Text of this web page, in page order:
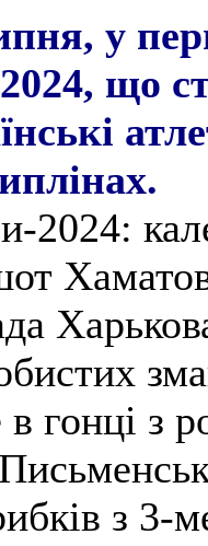
у
2024, що
2024:
Хаматов
гонці з
з 3-